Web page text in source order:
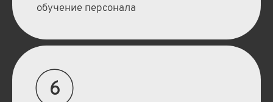
обучение персонала
6